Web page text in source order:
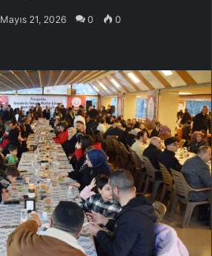
Mayıs 21, 2026 0 0